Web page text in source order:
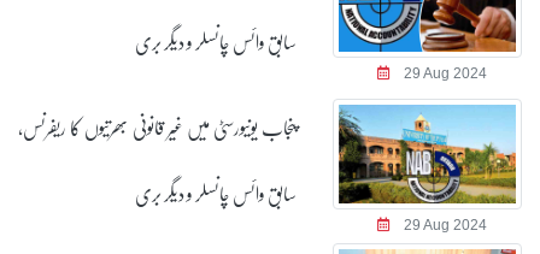
29 Aug 2024
سابق وائس چانسلر و دیگر بری
29 Aug 2024
پنجاب یونیورسٹی میں غیر قانونی بھرتیوں کا ریفرنس،
سابق وائس چانسلر و دیگر بری